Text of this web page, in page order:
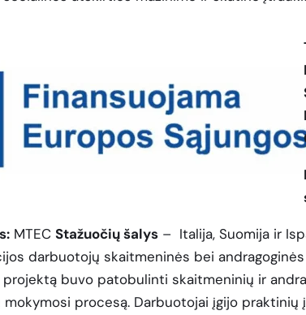
MTECStažuočių šalys – Italija, Suomija ir
darbuotojų skaitmeninės bei
buvo patobulinti skaitmeninių ir
mokymosi procesą. Darbuotojai įgijo